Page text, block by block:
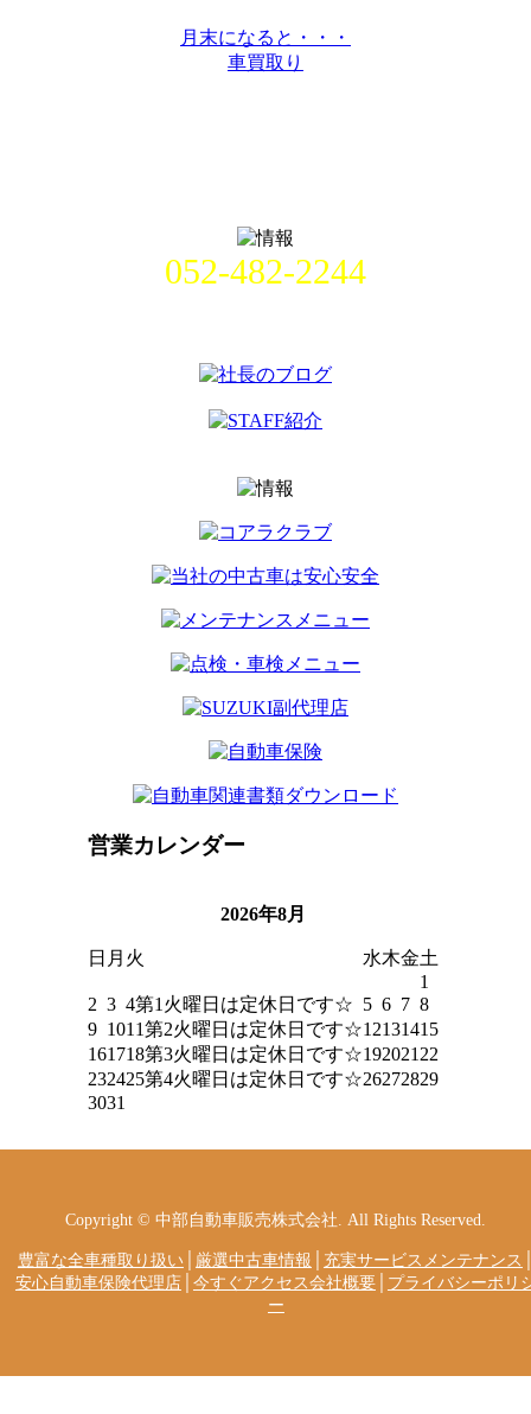
月末になると・・・
車買取り
052-482-2244
営業カレンダー
2026年8月
日 月 火 水木金土
1
2 3 4第1火曜日は定休日です☆ 5 6 7 8
9 1011第2火曜日は定休日です☆12131415
161718第3火曜日は定休日です☆192021 22
232425第4火曜日は定休日です☆26272829
3031
Copyright © 中部自動車販売株式会社. All Rights Reserved.
豊富な全車種取り扱い│ 厳選中古車情報 充実サービスメンテナンス
安心自動車保険代理店│ 今すぐアクセス会社概要│ プライバシーポリ
ー